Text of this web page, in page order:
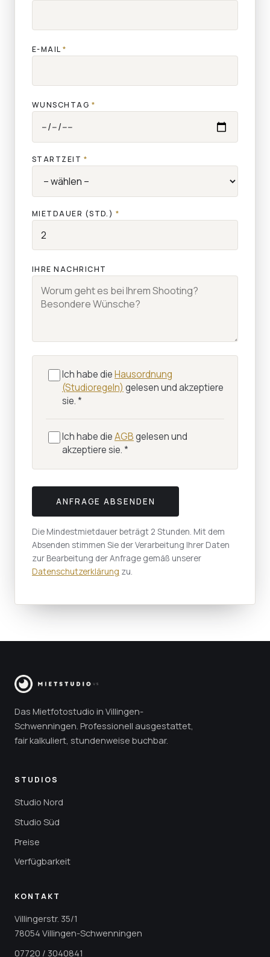
E-MAIL*
WUNSCHTAG *
STARTZEIT *
MIETDAUER (STD.) *
IHRE NACHRICHT
Ich habe dieHausordnung
(Studioregeln) gelesen und akzeptiere
sie.*
Ich habe dieAGBgelesen und
akzeptiere sie.*
ANFRAGE ABSENDEN
Die Mindestmietdauer beträgt 2 Stunden. Mit dem
Absenden stimmen Sie der Verarbeitung Ihrer Daten
zur Bearbeitung der Anfrage gemäß unserer
Datenschutzerklärung zu.
Das Mietfotostudio in Villingen-
Schwenningen. Professionell ausgestattet,
fair kalkuliert, stundenweise buchbar.
STUDIOS
Studio Nord
Studio Süd
Preise
Verfügbarkeit
KONTAKT
Villingerstr. 35/1
78054 Villingen-Schwenningen
07720 / 3040841